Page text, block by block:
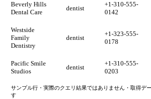
Beverly Hills
Dental Care
dentist
+1-310-555-
0142
Westside
Family
Dentistry
dentist
+1-323-555-
0178
Pacific Smile
Studios
dentist
+1-310-555-
0203
サンプル行・実際のクエリ結果ではありません・取得デ
す